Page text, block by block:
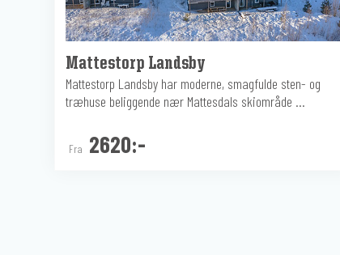
Mattestorp Landsby
Mattestorp Landsby har moderne, smagfulde sten- og
træhuse beliggende nær Mattesdals skiområde ...
Fra 2620:-